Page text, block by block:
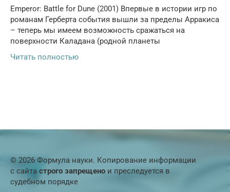
Emperor: Battle for Dune (2001) Впервые в истории игр по
романам Герберта события вышли за пределы Арракиса
– теперь мы имеем возможность сражаться на
поверхности Каладана (родной планеты
Читать полностью
© 2026 Формула науки. Копирование информации
с сайта строго запрещено и преследуется в
судебном порядке